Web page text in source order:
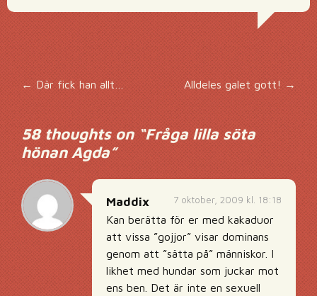
Inläggsnavigering
← Där fick han allt… Alldeles galet gott!→
58 thoughts on “Fråga lilla söta
hönan Agda”
7 oktober, 2009 kl. 18:18
Maddix
Kan berätta för er med kakaduor
att vissa ”gojjor” visar dominans
genom att ”sätta på” människor. I
likhet med hundar som juckar mot
ens ben. Det är inte en sexuell